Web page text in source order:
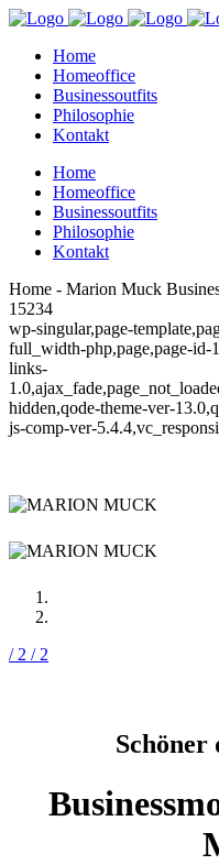
Home
Homeoffice
Businessoutfits
Philosophie
Kontakt
Home
Homeoffice
Businessoutfits
Philosophie
Kontakt
Home - Marion Muck
15234
wp-singular,page-
full_width-php,page,page-id-
links-
hidden,qode-theme-ver-
js-comp-ver-
/ 2 / 2
Schöner